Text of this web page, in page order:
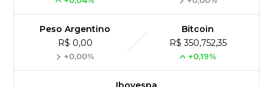
Peso Argentino
R$ 0,00
+0,00%
Bitcoin
R$ 350,752,35
+0,19%